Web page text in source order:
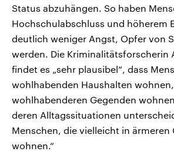
Status abzuhängen. So haben
Hochschulabschluss und höherem
deutlich weniger Angst, Opfer von
werden. Die Kriminalitätsforscherin
findet es „sehr plausibel“, dass
wohlhabenden Haushalten
wohlhabenderen Gegenden
deren Alltagssituationen
Menschen, die vielleicht in ärmeren
wohnen.“